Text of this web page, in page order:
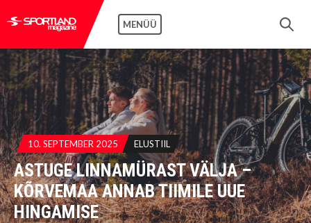
MENÜÜ
10. SEPTEMBER 2025 ELUSTIIL
ASTUGE LINNAMÜRAST VÄLJA –
KÕRVEMAA ANNAB TIIMILE UUE
HINGAMISE